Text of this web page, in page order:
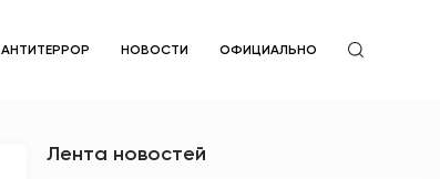
АНТИТЕРРОР НОВОСТИ ОФИЦИАЛЬНО
Лента новостей